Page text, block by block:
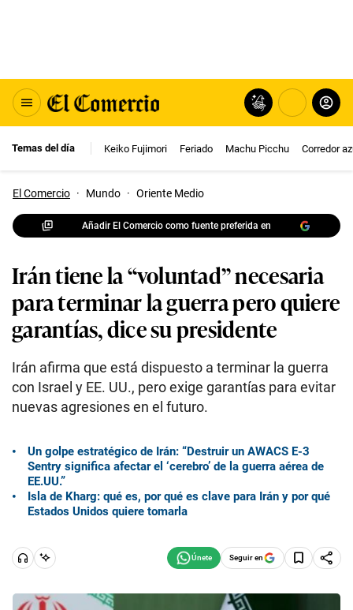
Temas del día Keiko Fujimori Feriado Machu Picchu Corredor
El Comercio · Mundo · Oriente Medio
Añadir El Comercio como fuente preferida en
Irán tiene la “voluntad” necesaria
para terminar la guerra pero quiere
garantías, dice su presidente
Irán afirma que está dispuesto a terminar la guerra
con Israel y EE. UU., pero exige garantías para evitar
nuevas agresiones en el futuro.
Un golpe estratégico de Irán: “Destruir un AWACS E-3
Sentry significa afectar el ‘cerebro’ de la guerra aérea de
EE.UU.”
Isla de Kharg: qué es, por qué es clave para Irán y por qué
Estados Unidos quiere tomarla
Seguir en